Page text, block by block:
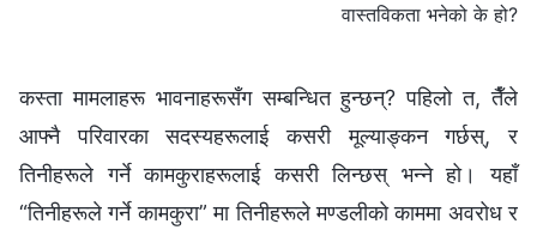
वास्तविकता भनेको के हो?
कस्ता मामलाहरू भावनाहरूसँग सम्बन्धित हुन्छन्? पहिलो त, तैँले
आफ्नै परिवारका सदस्यहरूलाई कसरी मूल्याङ्कन गर्छस्, र
तिनीहरूले गर्ने कामकुराहरूलाई कसरी लिन्छस् भन्‍ने हो। यहाँ
“तिनीहरूले गर्ने कामकुरा” मा तिनीहरूले मण्डलीको काममा अवरोध र